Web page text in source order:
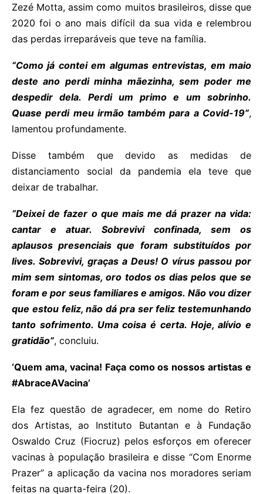
Zezé Motta, assim como muitos brasileiros, disse que
2020 foi o ano mais difícil da sua vida e relembrou
das perdas irreparáveis que teve na família.
“Como já contei em algumas entrevistas, em maio
deste ano perdi minha mãezinha, sem poder me
despedir dela. Perdi um primo e um sobrinho.
Quase perdi meu irmão também para a Covid-19”,
lamentou profundamente.
Disse também que devido as medidas de
distanciamento social da pandemia ela teve que
deixar de trabalhar.
“Deixei de fazer o que mais me dá prazer na vida:
cantar e atuar. Sobrevivi confinada, sem os
aplausos presenciais que foram substituídos por
lives. Sobrevivi, graças a Deus! O vírus passou por
mim sem sintomas, oro todos os dias pelos que se
foram e por seus familiares e amigos. Não vou dizer
que estou feliz, não dá pra ser feliz testemunhando
tanto sofrimento. Uma coisa é certa. Hoje, alívio e
gratidão”, concluiu.
‘Quem ama, vacina! Faça como os nossos artistas e
#AbraceAVacina’
Ela fez questão de agradecer, em nome do Retiro
dos Artistas, ao Instituto Butantan e à Fundação
Oswaldo Cruz (Fiocruz) pelos esforços em oferecer
vacinas à população brasileira e disse “Com Enorme
Prazer” a aplicação da vacina nos moradores seriam
feitas na quarta-feira (20).